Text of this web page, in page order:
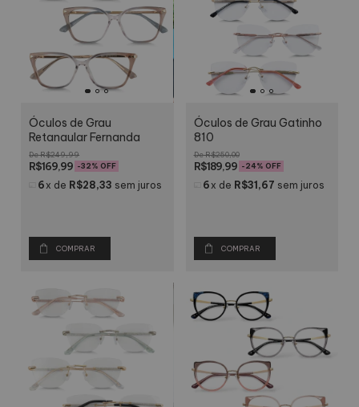
Óculos de Grau
Retangular Fernanda
R$249,99
R$169,99 -32% OFF
6 x de R$28,33 sem juros
COMPRAR
Óculos de Grau Gatinho
810
R$250,00
R$189,99 -24% OFF
6 x de R$31,67 sem juros
COMPRAR